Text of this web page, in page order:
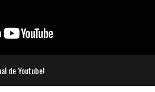
de Youtube!